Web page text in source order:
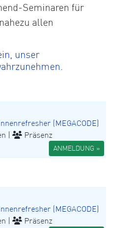
Seminaren für
allen
unser
(MEGACODE)
| Präsenz
ANMELDUNG »
(MEGACODE)
| Präsenz